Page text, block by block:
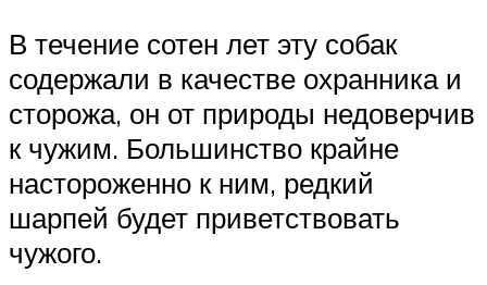
В течение сотен лет эту собак
содержали в качестве охранника и
сторожа, он от природы недоверчив
к чужим. Большинство крайне
настороженно к ним, редкий
шарпей будет приветствовать
чужого.